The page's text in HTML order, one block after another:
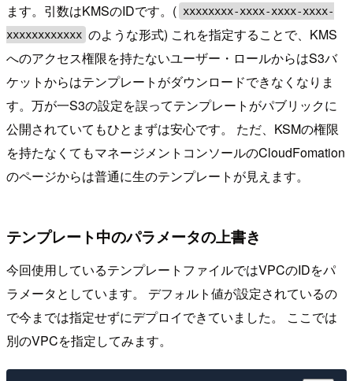
ます。引数はKMSのIDです。( xxxxxxxx-xxxx-xxxx-xxxx-
xxxxxxxxxxxx のような形式) これを指定することで、KMS
へのアクセス権限を持たないユーザー・ロールからはS3バ
ケットからはテンプレートがダウンロードできなくなりま
す。万が一S3の設定を誤ってテンプレートがパブリックに
公開されていてもひとまずは安心です。 ただ、KSMの権限
を持たなくてもマネージメントコンソールのCloudFomation
のページからは普通に生のテンプレートが見えます。
テンプレート中のパラメータの上書き
今回使用しているテンプレートファイルではVPCのIDをパ
ラメータとしています。 デフォルト値が設定されているの
で今までは指定せずにデプロイできていました。 ここでは
別のVPCを指定してみます。